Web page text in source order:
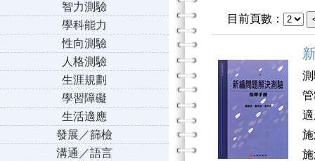
智力測驗
學科能力
性向測驗
人格測驗
生涯規劃
學習障礙
生活適應
發展／篩檢
溝通／語言
目前頁數：